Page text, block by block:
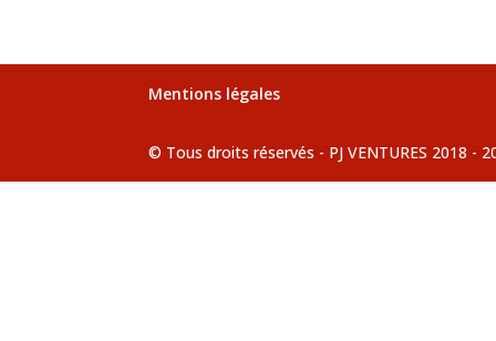
Mentions légales
© Tous droits réservés - PJ VENTURES 2018 -